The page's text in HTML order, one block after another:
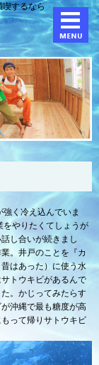
喫するなら
く冷え込んでいま
をやりたくてしょうが
し合いが続きまし
。井戸のことを『カ
はあった）に使う水
トウキビがあるんで
。かじってみたらす
沖縄で最も糖度が高
って帰りサトウキビ